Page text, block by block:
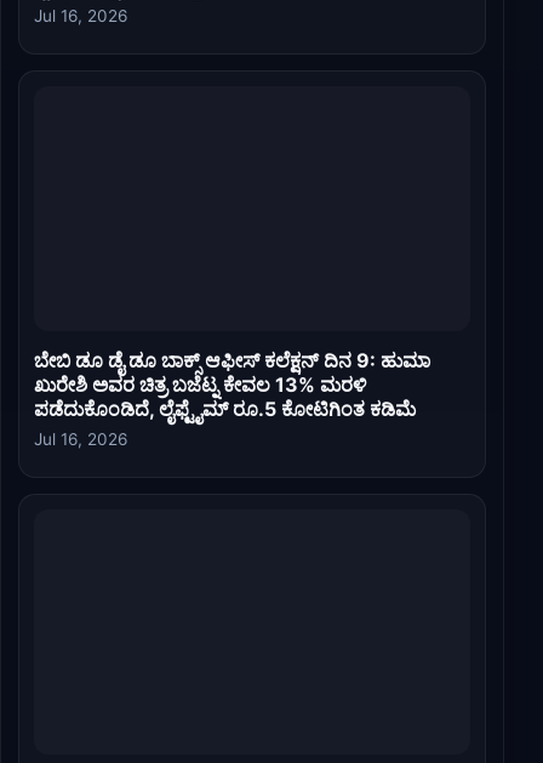
Jul 16, 2026
ಬೇಬಿ ಡೂ ಡೈ ಡೂ ಬಾಕ್ಸ್ ಆಫೀಸ್ ಕಲೆಕ್ಷನ್ ದಿನ 9: ಹುಮಾ
ಖುರೇಶಿ ಅವರ ಚಿತ್ರ ಬಜೆಟ್ನ ಕೇವಲ 13% ಮರಳಿ
ಪಡೆದುಕೊಂಡಿದೆ, ಲೈಫ್ಟೈಮ್ ರೂ.5 ಕೋಟಿಗಿಂತ ಕಡಿಮೆ
Jul 16, 2026